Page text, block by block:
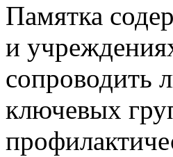
Памятка
и
сопроводить
ключевых